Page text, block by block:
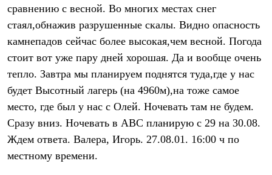
Утепленная синтетикой
Куртки
Брюки
Штормовая одежда
Софтшелл одежда
Куртки
Брюки
Лёгкая одежда
Рубашки
Футболки
Толстовки
Брюки
Термобелье
сравнению с весной. Во многих местах снег
стаял,обнажив разрушенные скалы. Видно опасность
камнепадов сейчас более высокая,чем весной. Погода
стоит вот уже пару дней хорошая. Да и вообще очень
тепло. Завтра мы планируем поднятся туда,где у нас
будет Высотный лагерь (на 4960м),на тоже самое
место, где был у нас с Олей. Ночевать там не будем.
Сразу вниз. Ночевать в АВС планирую с 29 на 30.08.
Ждем ответа. Валера, Игорь. 27.08.01. 16:00 ч по
местному времени.